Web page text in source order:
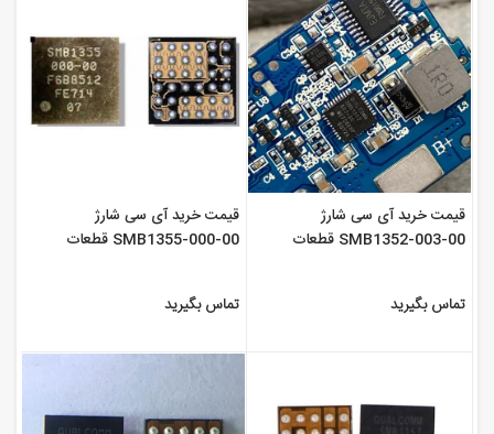
قیمت خرید آی سی شارژ
SMB1352-003-00 قطعات
تماس بگیرید
قیمت خرید آی سی شارژ
SMB1355-000-00 قطعات
تماس بگیرید